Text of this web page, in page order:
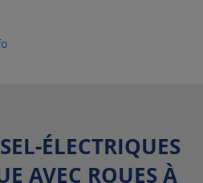
ÉLECTRIQUES
AVEC ROUES À